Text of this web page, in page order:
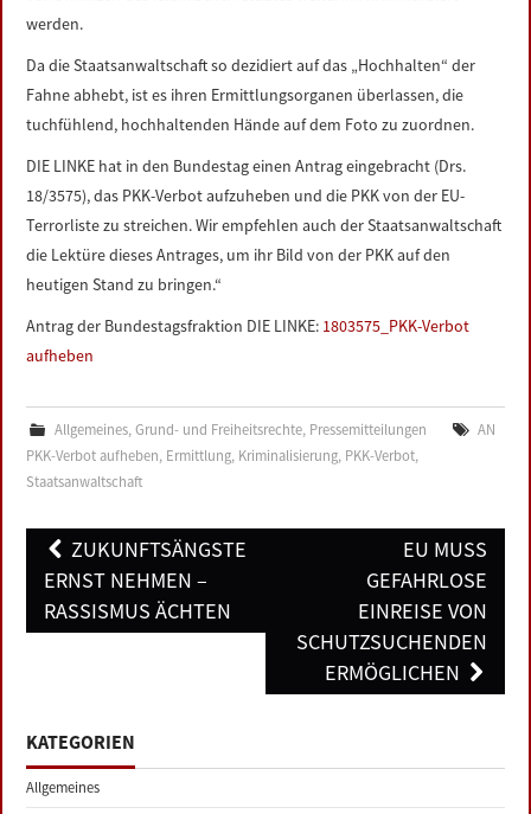
werden.
Da die Staatsanwaltschaft so dezidiert auf das „Hochhalten“ der
Fahne abhebt, ist es ihren Ermittlungsorganen überlassen, die
tuchfühlend, hochhaltenden Hände auf dem Foto zu zuordnen.
DIE LINKE hat in den Bundestag einen Antrag eingebracht (Drs.
18/3575), das PKK-Verbot aufzuheben und die PKK von der EU-
Terrorliste zu streichen. Wir empfehlen auch der Staatsanwaltschaft
die Lektüre dieses Antrages, um ihr Bild von der PKK auf den
heutigen Stand zu bringen.“
Antrag der Bundestagsfraktion DIE LINKE: 1803575_PKK-Verbot
aufheben
Allgemeines, Grund- und Freiheitsrechte, Pressemitteilungen
AN
PKK-Verbot aufheben, Ermittlung, Kriminalisierung, PKK-Verbot,
Staatsanwaltschaft
Post
navigation
ZUKUNFTSÄNGSTE
ERNST NEHMEN –
RASSISMUS ÄCHTEN
EU MUSS
GEFAHRLOSE
EINREISE VON
SCHUTZSUCHENDEN
ERMÖGLICHEN
KATEGORIEN
Allgemeines